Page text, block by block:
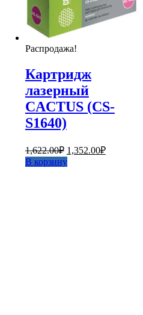
Распродажа!
Картридж
лазерный
CACTUS (CS-
S1640)
1,622.00₽ Первоначальная
цена
составляла
1,352.00₽Текущая
В корзину